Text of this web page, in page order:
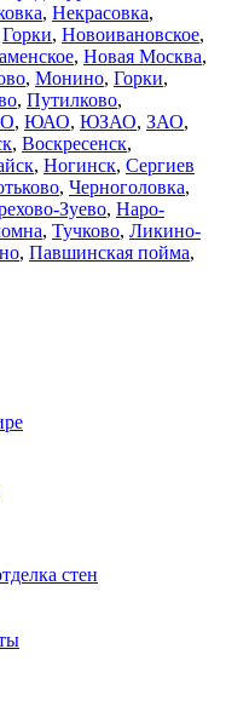
, Некрасовка,
Горки, Новоивановское,
, Новая Москва,
, Монино, Горки,
, Путилково,
, ЮАО, ЮЗАО, ЗАО,
, Воскресенск,
, Ногинск, Сергиев
, Черноголовка,
Зуево, Наро-
, Тучково, Ликино-
, Павшинская пойма,
стен